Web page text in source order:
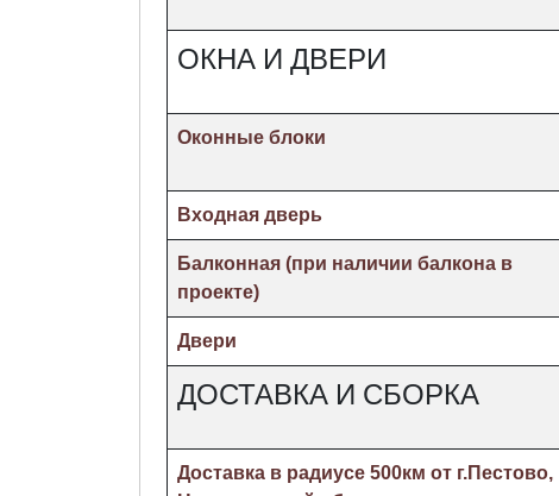
ОКНА И ДВЕРИ
Оконные блоки
Входная дверь
Балконная (при наличии балкона в
проекте)
Двери
ДОСТАВКА И СБОРКА
Доставка в радиусе 500км от г.Пестово,